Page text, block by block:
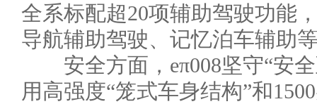
全系标配超20项辅助驾驶功能
导航辅助驾驶、记忆泊车辅助
安全方面，eπ008坚守“安全
用高强度“笼式车身结构”和